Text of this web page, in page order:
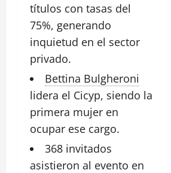
títulos con tasas del
75%, generando
inquietud en el sector
privado.
Bettina Bulgheroni
lidera el Cicyp, siendo la
primera mujer en
ocupar ese cargo.
368 invitados
asistieron al evento en